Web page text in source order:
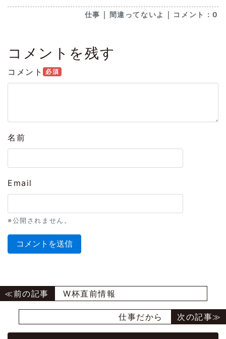
仕事 ｜ 間違ってないよ ｜ コメント：0
コメントを残す
コメント 必須
名前
Email
※公開されません。
W杯直前情報
仕事だから